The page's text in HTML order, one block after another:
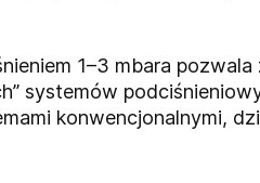
1–3 mbara
systemów
konwencjonalnymi,